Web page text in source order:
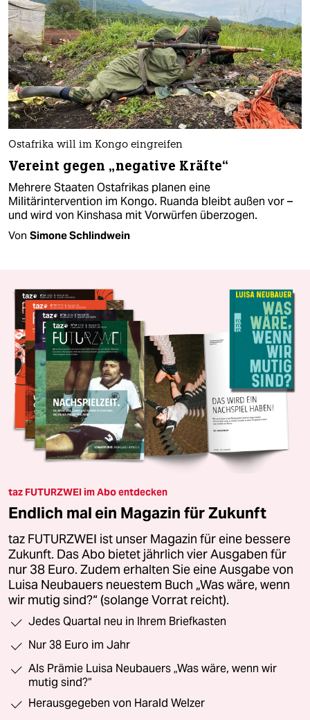
Ostafrika will im Kongo eingreifen
Vereint gegen „negative Kräfte“
Mehrere Staaten Ostafrikas planen eine
Militärintervention im Kongo. Ruanda bleibt außen vor –
und wird von Kinshasa mit Vorwürfen überzogen.
Von Simone Schlindwein
taz FUTURZWEI im Abo entdecken
Endlich mal ein Magazin für Zukunft
taz FUTURZWEI ist unser Magazin für eine bessere
Zukunft. Das Abo bietet jährlich vier Ausgaben für
nur 38 Euro. Zudem erhalten Sie eine Ausgabe von
Luisa Neubauers neuestem Buch „Was wäre, wenn
wir mutig sind?“ (solange Vorrat reicht).
Jedes Quartal neu in Ihrem Briefkasten
Nur 38 Euro im Jahr
Als Prämie Luisa Neubauers „Was wäre, wenn wir
mutig sind?“
Herausgegeben von Harald Welzer